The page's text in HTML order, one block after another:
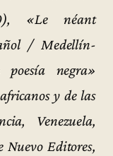
«Le néant
/ Medellín-
poesía negra»
y de las
Venezuela,
Nuevo Editores,